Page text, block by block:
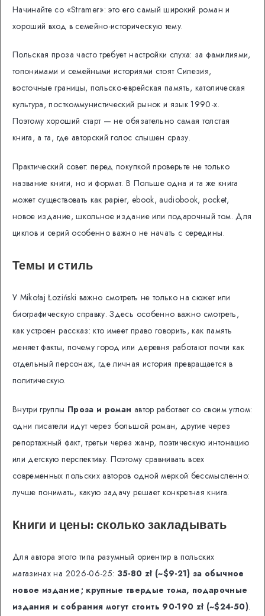
Начинайте со «Stramer»: это его самый широкий роман и
хороший вход в семейно-историческую тему.
Польская проза часто требует настройки слуха: за фамилиями,
топонимами и семейными историями стоят Силезия,
восточные границы, польско-еврейская память, католическая
культура, посткоммунистический рынок и язык 1990-х.
Поэтому хороший старт — не обязательно самая толстая
книга, а та, где авторский голос слышен сразу.
Практический совет: перед покупкой проверьте не только
название книги, но и формат. В Польше одна и та же книга
может существовать как papier, ebook, audiobook, pocket,
новое издание, школьное издание или подарочный том. Для
циклов и серий особенно важно не начать с середины.
Темы и стиль
У Mikołaj Łoziński важно смотреть не только на сюжет или
биографическую справку. Здесь особенно важно смотреть,
как устроен рассказ: кто имеет право говорить, как память
меняет факты, почему город или деревня работают почти как
отдельный персонаж, где личная история превращается в
политическую.
Внутри группы Проза и роман автор работает со своим углом:
одни писатели идут через большой роман, другие через
репортажный факт, третьи через жанр, поэтическую интонацию
или детскую перспективу. Поэтому сравнивать всех
современных польских авторов одной меркой бессмысленно:
лучше понимать, какую задачу решает конкретная книга.
Книги и цены: сколько закладывать
Для автора этого типа разумный ориентир в польских
магазинах на 2026-06-25: 35-80 zł (~$9-21) за обычное
новое издание; крупные твердые тома, подарочные
издания и собрания могут стоить 90-190 zł (~$24-50).